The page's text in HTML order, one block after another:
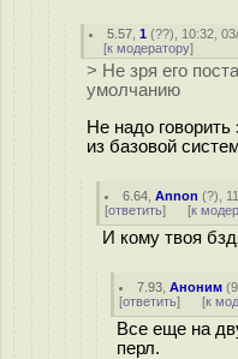
5.57 ,1 (??), 10:32,
[к модератору]
> Не зря его
умолчанию
Не надо
из базовой
6.64 ,Annon (?),
[ответить] [к
И кому твоя
7.93 ,Аноним (
[ответить] [к
Все еще на
перл.